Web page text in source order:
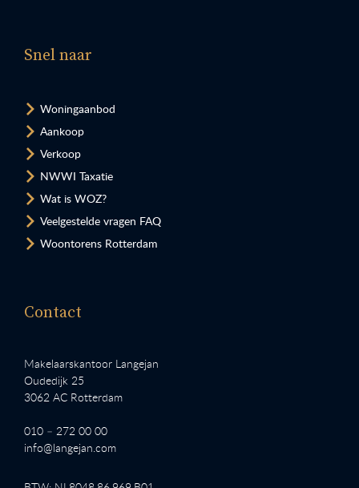
Snel naar
Woningaanbod
Aankoop
Verkoop
NWWI Taxatie
Wat is WOZ?
Veelgestelde vragen FAQ
Woontorens Rotterdam
Contact
Makelaarskantoor Langejan
Oudedijk 25
3062 AC Rotterdam
010 – 272 00 00
info@langejan.com